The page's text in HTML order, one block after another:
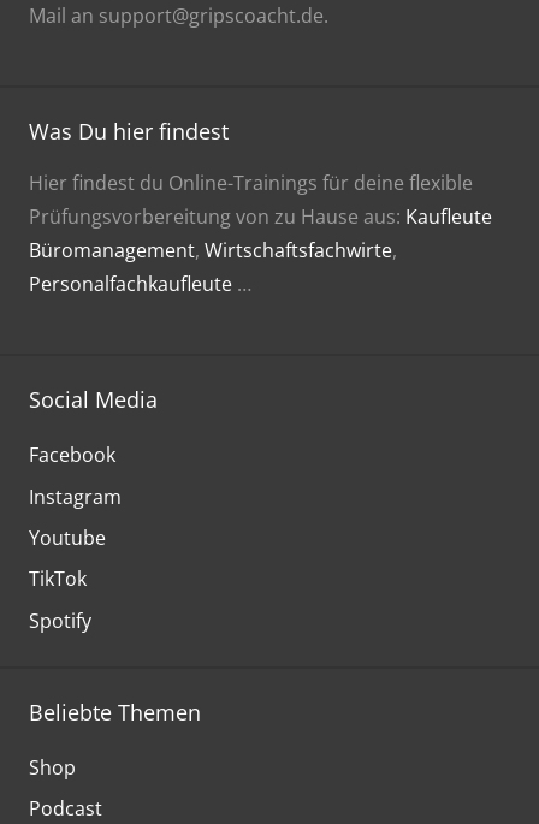
Mail an support@gripscoacht.de.
Was Du hier findest
Hier findest du Online-Trainings für deine flexible
Prüfungsvorbereitung von zu Hause aus: Kaufleute
Büromanagement, Wirtschaftsfachwirte,
Personalfachkaufleute …
Social Media
Facebook
Instagram
Youtube
TikTok
Spotify
Beliebte Themen
Shop
Podcast